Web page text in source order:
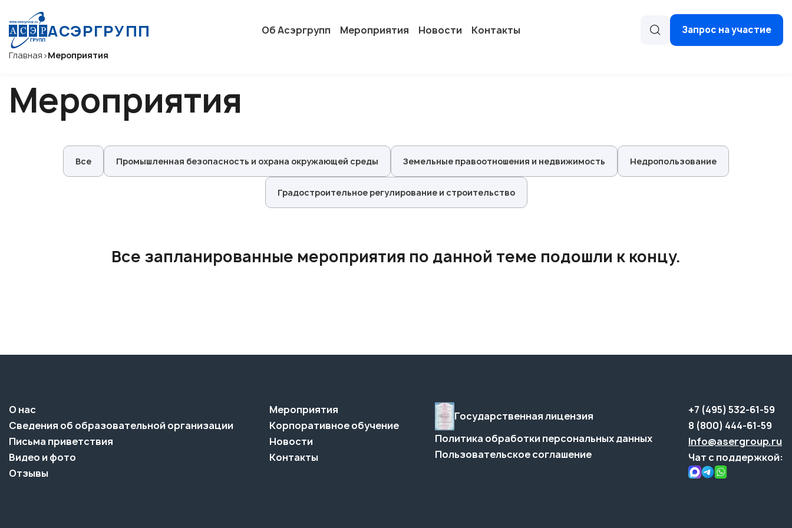
АСЭРГРУПП Об Асэргрупп Мероприятия Новости Контакты Запрос на участие
Главная >Мероприятия
Мероприятия
Все Промышленная безопасность и охрана окружающей среды Земельные правоотношения и недвижимость Недропользование
Градостроительное регулирование и строительство
Все запланированные мероприятия по данной теме подошли к концу.
О нас
Сведения об образовательной организации
Письма приветствия
Видео и фото
Отзывы
Мероприятия
Корпоративное обучение
Новости
Контакты
Государственная лицензия
Политика обработки персональных данных
Пользовательское соглашение
+7 (495) 532-61-59
8 (800) 444-61-59
Info@asergroup.ru
Чат с поддержкой: